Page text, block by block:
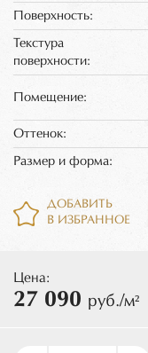
Поверхность:
Текстура
поверхности:
Помещение:
Оттенок:
Размер и форма:
ДОБАВИТЬ
В ИЗБРАННОЕ
Цена:
27 090 руб./м²